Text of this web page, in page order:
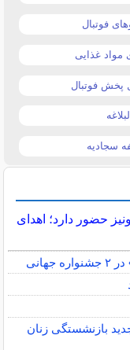
فوتبال
مواد غذایی
پخش فوتبال
سجادیه
حضور دارد؛ اهدای
بازنشستگی زنان